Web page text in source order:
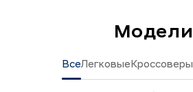
Модели
ВсеЛегковыеКроссоверы